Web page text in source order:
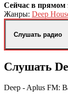
Сейчас в прямом
Жанры: Deep
Слушать радио
Слушать
Deep - Aplus FM: